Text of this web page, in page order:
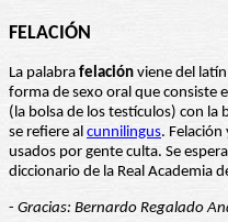
FELACIÓN
La palabra felación viene del latín
forma de sexo oral que consiste
(la bolsa de los testículos) con la
se refiere al cunnilingus.
usados por gente culta. Se
diccionario de la Real Academia
- Gracias: Bernardo Regalado